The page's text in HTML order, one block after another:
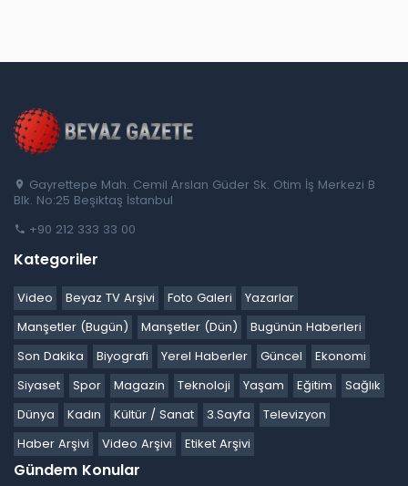
Gayrettepe Mah. Cemil Arslan Güder Sk. Otim İş Merkezi B
Blk. No:25 Beşiktaş İstanbul
+90 212 333 33 00
Kategoriler
Video Beyaz TV Arşivi Foto Galeri
Yazarlar
Manşetler (Bugün)
Manşetler (Dün)
Bugünün Haberleri
Son Dakika
Biyografi Yerel Haberler Güncel
Ekonomi
Siyaset
Spor Magazin Teknoloji Yaşam Eğitim
Sağlık
Dünya
Kadın Kültür / Sanat 3.Sayfa
Televizyon
Haber Arşivi
Video Arşivi Etiket Arşivi
Gündem Konular